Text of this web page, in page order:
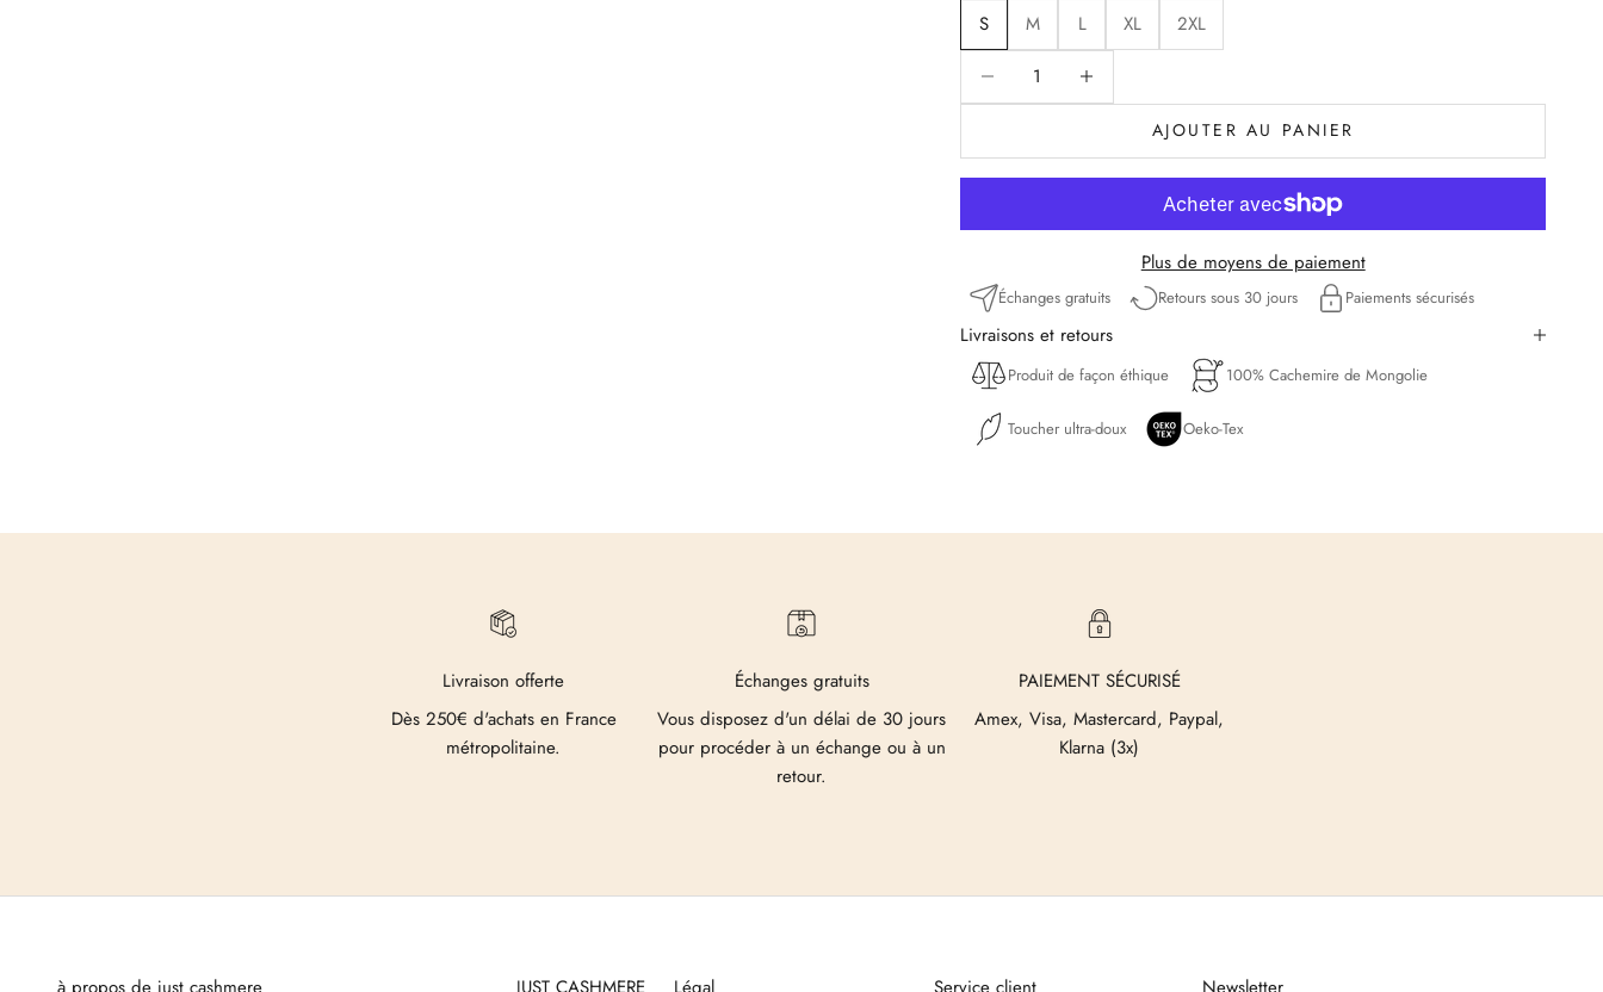
S
M L XL
2XL
Diminuer la quantitéDiminuer la quantité
AJOUTER AU PANIER
Plus de moyens de paiement
Échanges gratuits Retours sous 30 jours Paiements sécurisés
Livraisons et retours
Produit de façon éthique 100% Cachemire de Mongolie
Toucher ultra-doux Oeko-Tex
Livraison offerte
Dès 250€ d'achats en France
métropolitaine.
Échanges gratuits
Vous disposez d'un délai de 30 jours
pour procéder à un échange ou à un
retour.
PAIEMENT SÉCURISÉ
Amex, Visa, Mastercard, Paypal,
Klarna (3x)